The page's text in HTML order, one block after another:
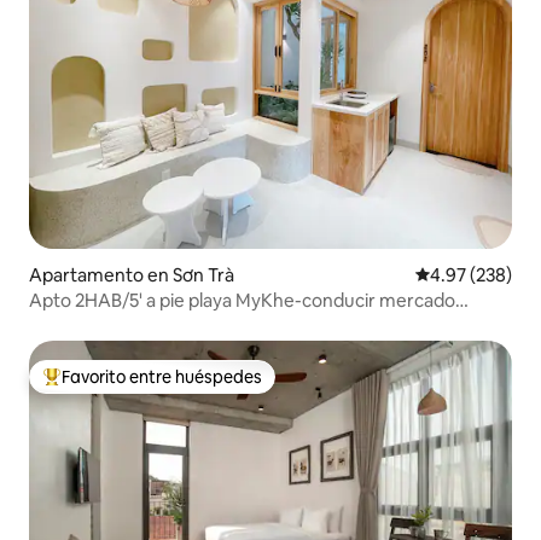
Apartamento en Sơn Trà Calificación
4.97 (238)
Apto 2HAB/5' a pie playa MyKhe-conducir mercado
Favorito entre huéspedes preferido
Favorito entre huéspedes